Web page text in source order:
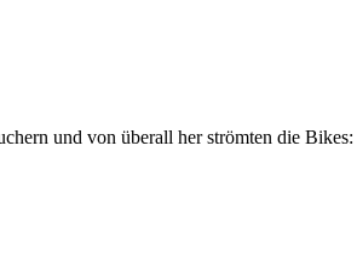
und von überall her strömten die